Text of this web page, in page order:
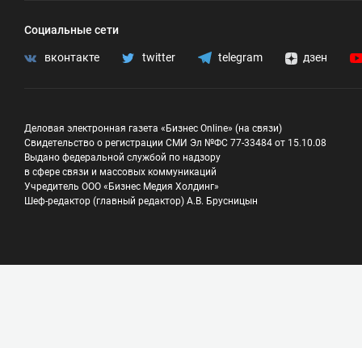
Социальные сети
вконтакте twitter telegram дзен
Деловая электронная газета «Бизнес Online» (на связи)
Свидетельство о регистрации СМИ Эл №ФС 77-33484 от 15.10.08
Выдано федеральной службой по надзору
в сфере связи и массовых коммуникаций
Учредитель ООО «Бизнес Медия Холдинг»
Шеф-редактор (главный редактор) А.В. Брусницын